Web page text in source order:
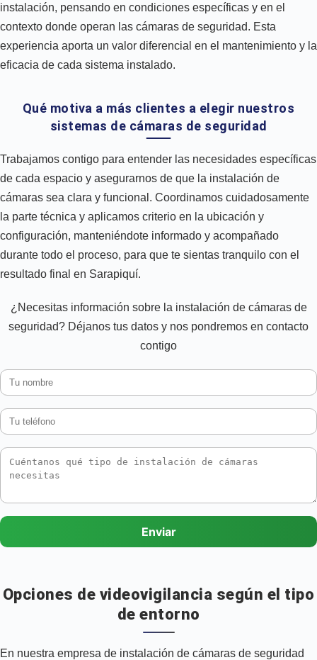
instalación, pensando en condiciones específicas y en el
contexto donde operan las cámaras de seguridad. Esta
experiencia aporta un valor diferencial en el mantenimiento y la
eficacia de cada sistema instalado.
Qué motiva a más clientes a elegir nuestros
sistemas de cámaras de seguridad
Trabajamos contigo para entender las necesidades específicas
de cada espacio y asegurarnos de que la instalación de
cámaras sea clara y funcional. Coordinamos cuidadosamente
la parte técnica y aplicamos criterio en la ubicación y
configuración, manteniéndote informado y acompañado
durante todo el proceso, para que te sientas tranquilo con el
resultado final en Sarapiquí.
¿Necesitas información sobre la instalación de cámaras de
seguridad? Déjanos tus datos y nos pondremos en contacto
contigo
Enviar
Opciones de videovigilancia según el tipo
de entorno
En nuestra empresa de instalación de cámaras de seguridad